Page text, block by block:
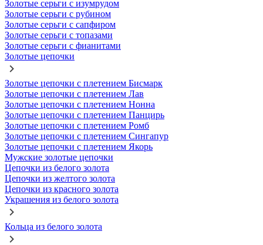
Золотые серьги с изумрудом
Золотые серьги с рубином
Золотые серьги с сапфиром
Золотые серьги с топазами
Золотые серьги с фианитами
Золотые цепочки
Золотые цепочки с плетением Бисмарк
Золотые цепочки с плетением Лав
Золотые цепочки с плетением Нонна
Золотые цепочки с плетением Панцирь
Золотые цепочки с плетением Ромб
Золотые цепочки с плетением Сингапур
Золотые цепочки с плетением Якорь
Мужские золотые цепочки
Цепочки из белого золота
Цепочки из желтого золота
Цепочки из красного золота
Украшения из белого золота
Кольца из белого золота